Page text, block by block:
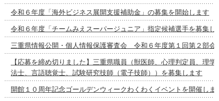
令和６年度「海外ビジネス展開支援補助金」の募集を開始します
令和６年度「チームみえスーパージュニア」指定候補選手を募集し
三重県情報公開・個人情報保護審査会 令和６年度第１回第２部会
【応募を締め切りました】三重県職員（獣医師、心理判定員、理
法士、言語聴覚士、試験研究技師（電子技師））を募集します
開館１０周年記念ゴールデンウィークわくわくイベントを開催しま